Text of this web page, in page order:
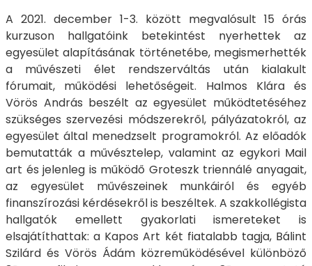
A 2021. december 1-3. között megvalósult 15 órás
kurzuson hallgatóink betekintést nyerhettek az
egyesület alapításának történetébe, megismerhették
a művészeti élet rendszerváltás után kialakult
fórumait, működési lehetőségeit. Halmos Klára és
Vörös András beszélt az egyesület működtetéséhez
szükséges szervezési módszerekről, pályázatokról, az
egyesület által menedzselt programokról. Az előadók
bemutatták a művésztelep, valamint az egykori Mail
art és jelenleg is működő Groteszk triennálé anyagait,
az egyesület művészeinek munkáiról és egyéb
finanszírozási kérdésekről is beszéltek. A szakkollégista
hallgatók emellett gyakorlati ismereteket is
elsajátíthattak: a Kapos Art két fiatalabb tagja, Bálint
Szilárd és Vörös Ádám közreműködésével különböző